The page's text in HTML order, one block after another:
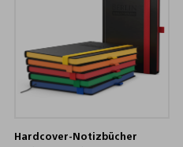
Hardcover-Notizbücher